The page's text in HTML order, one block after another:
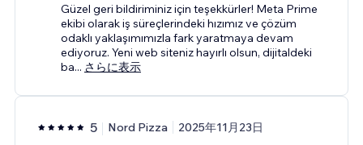
Güzel geri bildiriminiz için teşekkürler! Meta Prime
ekibi olarak iş süreçlerindeki hızımız ve çözüm
odaklı yaklaşımımızla fark yaratmaya devam
ediyoruz. Yeni web siteniz hayırlı olsun, dijitaldeki
ba... さらに表示
5 Nord Pizza 2025年11月23日